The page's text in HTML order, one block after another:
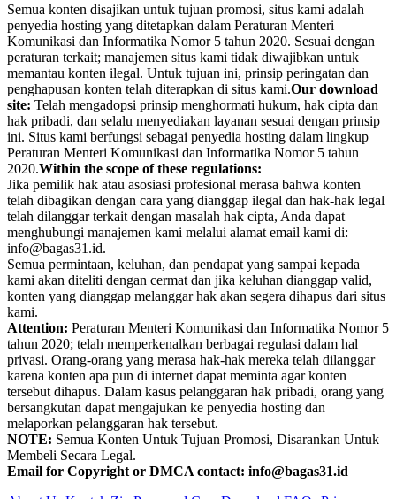
Semua konten disajikan untuk tujuan promosi, situs kami adalah
penyedia hosting yang ditetapkan dalam Peraturan Menteri
Komunikasi dan Informatika Nomor 5 tahun 2020. Sesuai dengan
peraturan terkait; manajemen situs kami tidak diwajibkan untuk
memantau konten ilegal. Untuk tujuan ini, prinsip peringatan dan
penghapusan konten telah diterapkan di situs kami.Our download
site: Telah mengadopsi prinsip menghormati hukum, hak cipta dan
hak pribadi, dan selalu menyediakan layanan sesuai dengan prinsip
ini. Situs kami berfungsi sebagai penyedia hosting dalam lingkup
Peraturan Menteri Komunikasi dan Informatika Nomor 5 tahun
2020.Within the scope of these regulations:
Jika pemilik hak atau asosiasi profesional merasa bahwa konten
telah dibagikan dengan cara yang dianggap ilegal dan hak-hak legal
telah dilanggar terkait dengan masalah hak cipta, Anda dapat
menghubungi manajemen kami melalui alamat email kami di:
info@bagas31.id.
Semua permintaan, keluhan, dan pendapat yang sampai kepada
kami akan diteliti dengan cermat dan jika keluhan dianggap valid,
konten yang dianggap melanggar hak akan segera dihapus dari situs
kami.
Attention: Peraturan Menteri Komunikasi dan Informatika Nomor 5
tahun 2020; telah memperkenalkan berbagai regulasi dalam hal
privasi. Orang-orang yang merasa hak-hak mereka telah dilanggar
karena konten apa pun di internet dapat meminta agar konten
tersebut dihapus. Dalam kasus pelanggaran hak pribadi, orang yang
bersangkutan dapat mengajukan ke penyedia hosting dan
melaporkan pelanggaran hak tersebut.
NOTE: Semua Konten Untuk Tujuan Promosi, Disarankan Untuk
Membeli Secara Legal.
Email for Copyright or DMCA contact: info@bagas31.id